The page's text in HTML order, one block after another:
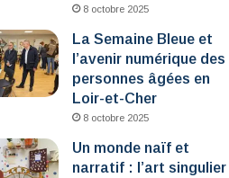
8 octobre 2025
La Semaine Bleue et
l’avenir numérique des
personnes âgées en
Loir-et-Cher
8 octobre 2025
Un monde naïf et
narratif : l’art singulier